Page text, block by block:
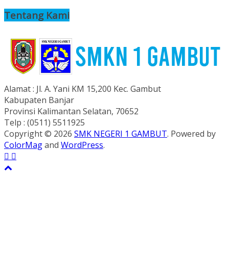
Tentang Kami
Alamat : Jl. A. Yani KM 15,200 Kec. Gambut
Kabupaten Banjar
Provinsi Kalimantan Selatan, 70652
Telp : (0511) 5511925
Copyright © 2026 SMK NEGERI 1 GAMBUT. Powered by
ColorMagand WordPress.